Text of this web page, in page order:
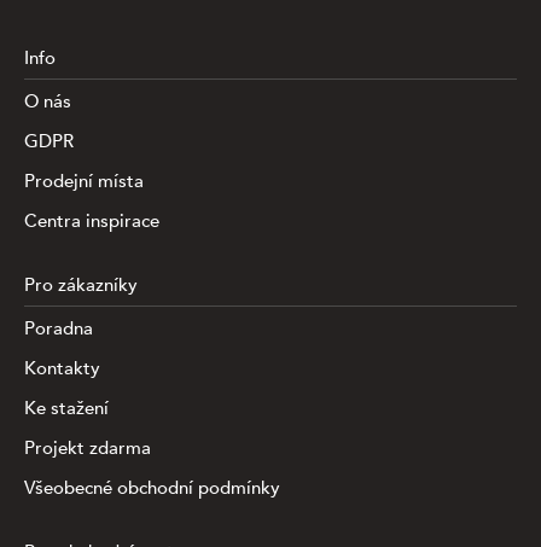
Info
O nás
GDPR
Prodejní místa
Centra inspirace
Pro zákazníky
Poradna
Kontakty
Ke stažení
Projekt zdarma
Všeobecné obchodní podmínky